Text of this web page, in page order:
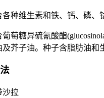
维生素和铁、钙、磷、钴
糖异硫氰酸酯
芥子油。种子含脂肪油和
拉